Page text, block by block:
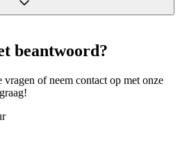
beantwoord?
of neem contact op met onze